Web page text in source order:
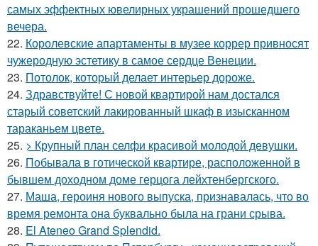
самых эффектных ювелирных украшений прошедшего
вечера.
22. Королевские апартаменты в музее коррер привносят
чужеродную эстетику в самое сердце Венеции.
23. Потолок, который делает интерьер дороже.
24. Здравствуйте! С новой квартирой нам достался
старый советский лакированный шкаф в изысканном
тараканьем цвете.
25. > Крупный план селфи красивой молодой девушки.
26. Побывала в готической квартире, расположенной в
бывшем доходном доме герцога лейхтенбергского.
27. Маша, героиня нового выпуска, признавалась, что во
время ремонта она буквально была на грани срыва.
28. El Ateneo Grand Splendid.